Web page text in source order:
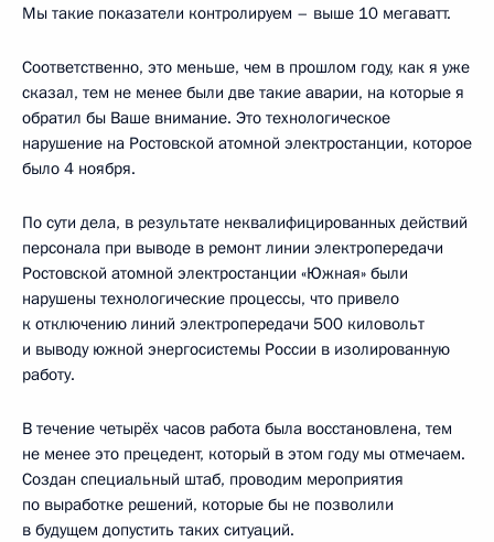
Мы такие показатели контролируем – выше 10 мегаватт.
Соответственно, это меньше, чем в прошлом году, как я уже
сказал, тем не менее были две такие аварии, на которые я
обратил бы Ваше внимание. Это технологическое
нарушение на Ростовской атомной электростанции, которое
было 4 ноября.
По сути дела, в результате неквалифицированных действий
персонала при выводе в ремонт линии электропередачи
Ростовской атомной электростанции «Южная» были
нарушены технологические процессы, что привело
к отключению линий электропередачи 500 киловольт
и выводу южной энергосистемы России в изолированную
работу.
В течение четырёх часов работа была восстановлена, тем
не менее это прецедент, который в этом году мы отмечаем.
Создан специальный штаб, проводим мероприятия
по выработке решений, которые бы не позволили
в будущем допустить таких ситуаций.